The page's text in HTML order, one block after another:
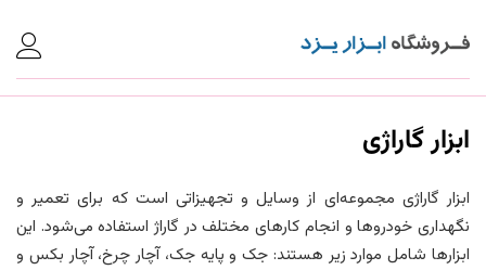
ابزار گاراژی
ابزار گاراژی مجموعه‌ای از وسایل و تجهیزاتی است که برای تعمیر و
نگهداری خودروها و انجام کارهای مختلف در گاراژ استفاده می‌شود. این
ابزارها شامل موارد زیر هستند: جک و پایه جک، آچار چرخ، آچار بکس و